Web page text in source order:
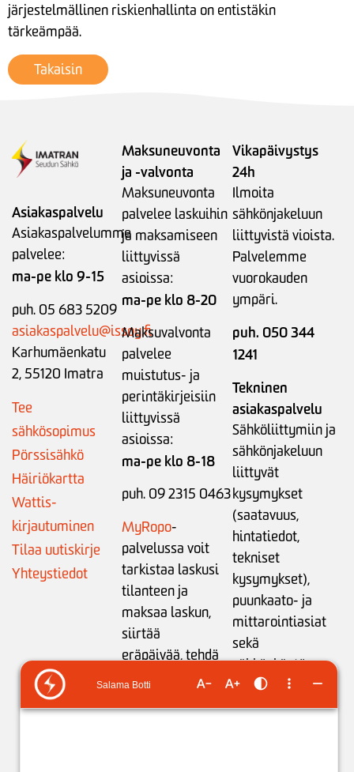
järjestelmällinen riskienhallinta on entistäkin
tärkeämpää.
Takaisin
Asiakaspalvelu
Asiakaspalvelumme
palvelee:
ma-pe klo 9-15
puh. 05 683 5209
asiakaspalvelu@issoy.fi
Karhumäenkatu
2, 55120 Imatra
Tee
sähkösopimus
Pörssisähkö
Häiriökartta
Wattis-
kirjautuminen
Tilaa uutiskirje
Yhteystiedot
Maksuneuvonta
ja -valvonta
Maksuneuvonta
palvelee laskuihin
ja maksamiseen
liittyvissä
asioissa:
ma-pe klo 8-20
Maksuvalvonta
palvelee
muistutus- ja
perintäkirjeisiin
liittyvissä
asioissa:
ma-pe klo 8-18
puh. 09 2315 0463
MyRopo-
palvelussa voit
tarkistaa laskusi
tilanteen ja
maksaa laskun,
siirtää
eräpäivää,tehdä
maksusuunnitelman
Vikapäivystys
24h
Ilmoita
sähkönjakeluun
liittyvistä vioista.
Palvelemme
vuorokauden
ympäri.
puh. 050 344
1241
Tekninen
asiakaspalvelu
Sähköliittymiin ja
sähkönjakeluun
liittyvät
kysymykset
(saatavuus,
hintatiedot,
tekniset
kysymykset),
puunkaato- ja
mittarointiasiat
sekä
sähkönkäytön
neuvonta:
ma-pe klo 9-15